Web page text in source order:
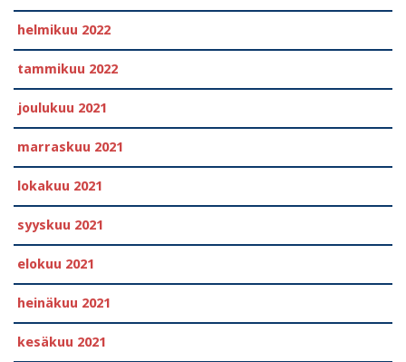
helmikuu 2022
tammikuu 2022
joulukuu 2021
marraskuu 2021
lokakuu 2021
syyskuu 2021
elokuu 2021
heinäkuu 2021
kesäkuu 2021